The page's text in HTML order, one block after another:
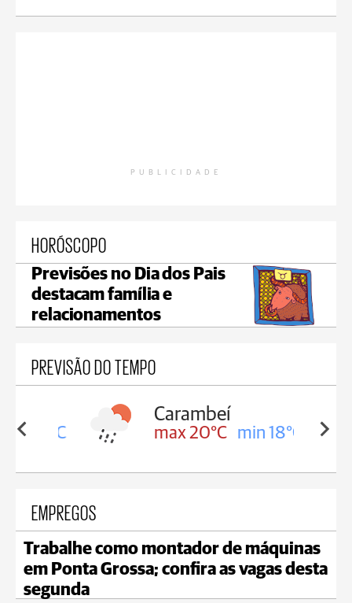
PUBLICIDADE
HORÓSCOPO
Previsões no Dia dos Pais
destacam família e
relacionamentos
PREVISÃO DO TEMPO
18°C
Carambeí
max 20°C min 18°C
EMPREGOS
Trabalhe como montador de máquinas
em Ponta Grossa; confira as vagas desta
segunda